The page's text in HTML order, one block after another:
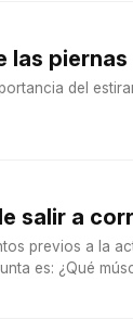
las
del
salir a
previos a la
es: ¿Qué